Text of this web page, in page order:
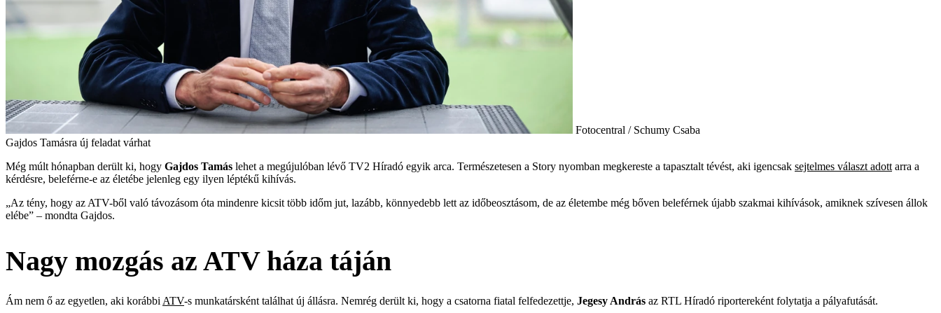
Fotocentral / Schumy Csaba
Gajdos Tamásra új feladat várhat
Még múlt hónapban derült ki, hogy Gajdos Tamás lehet a megújulóban lévő TV2 Híradó egyik arca. Természetesen a Story nyomban megkereste a tapasztalt tévést, aki igencsak sejtelmes választ adottarra a
kérdésre, beleférne-e az életébe jelenleg egy ilyen léptékű kihívás.
„Az tény, hogy az ATV-ből való távozásom óta mindenre kicsit több időm jut, lazább, könnyedebb lett az időbeosztásom, de az életembe még bőven beleférnek újabb szakmai kihívások, amiknek szívesen állok
elébe” – mondta Gajdos.
Nagy mozgás az ATV háza táján
Ám nem ő az egyetlen, aki korábbiATV-s munkatársként találhat új állásra. Nemrég derült ki, hogy a csatorna fiatal felfedezettje, Jegesy András az RTL Híradó riportereként folytatja a pályafutását.